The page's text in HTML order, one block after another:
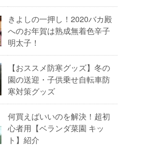
きよしの一押し！2020バカ殿
へのお年賀は熟成無着色辛子
明太子！
【おススメ防寒グッズ】冬の
園の送迎・子供乗せ自転車防
寒対策グッズ
何買えばいいのを解決！超初
心者用【ベランダ菜園 キッ
ト】紹介